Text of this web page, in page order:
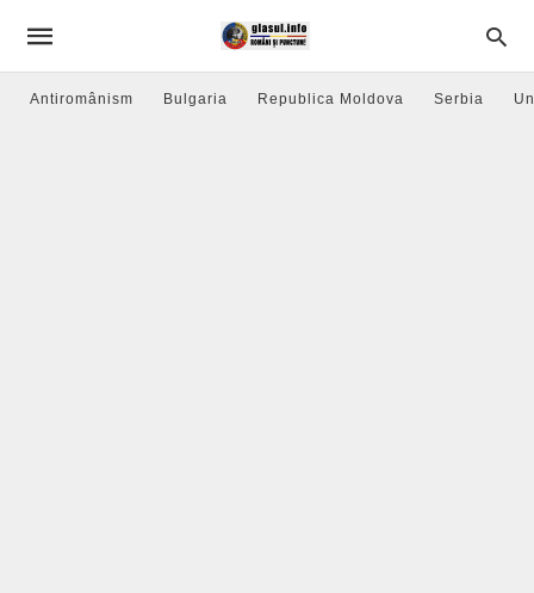
Antiromânism Bulgaria Republica Moldova Serbia